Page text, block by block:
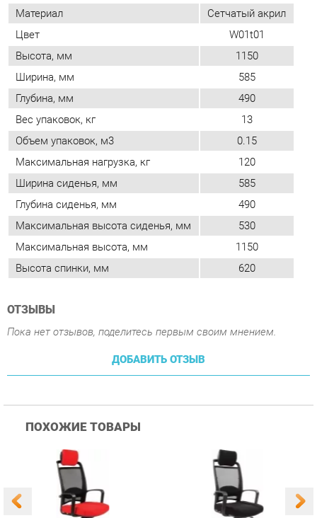
Глубина, мм
490
Вес упаковок, кг
13
Объем упаковок, м3
0.15
Максимальная нагрузка, кг
120
Ширина сиденья, мм
585
Глубина сиденья, мм
490
Максимальная высота сиденья, мм
530
Максимальная высота, мм
1150
Высота спинки, мм
620
ОТЗЫВЫ
Пока нет отзывов, поделитесь первым своим мнением.
ДОБАВИТЬ ОТЗЫВ
ПОХОЖИЕ ТОВАРЫ
Кресло руководителя
Chairman CHAIRMAN 283
Ткань 26-22
22 590 ₽ Купить
Кресло руководителя
Chairman CHAIRMAN 283
Ткань 26-28